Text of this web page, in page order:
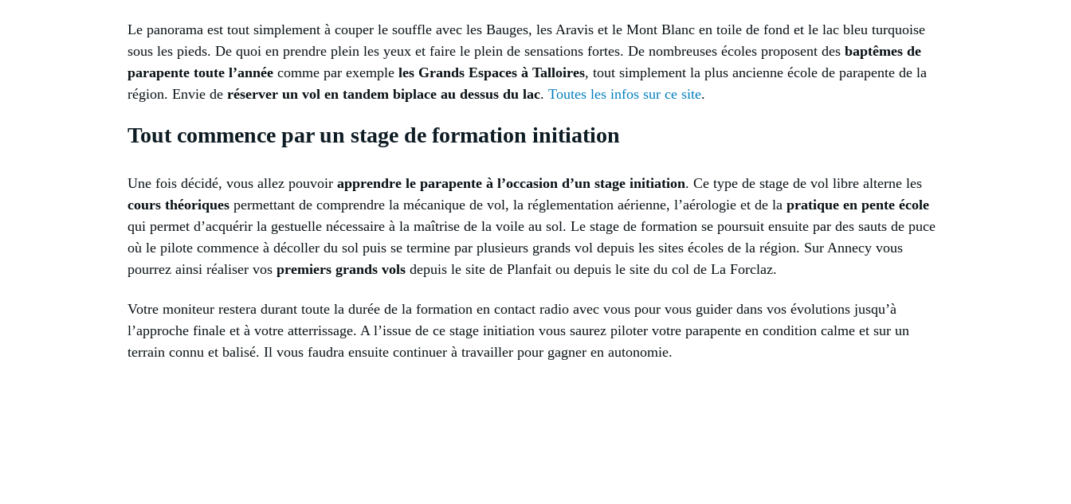
Le panorama est tout simplement à couper le souffle avec les Bauges, les Aravis et le Mont Blanc en toile de fond et le lac bleu turquoise
sous les pieds. De quoi en prendre plein les yeux et faire le plein de sensations fortes. De nombreuses écoles proposent des baptêmes de
parapente toute l’année comme par exemple les Grands Espaces à Talloires, tout simplement la plus ancienne école de parapente de la
région. Envie de réserver un vol en tandem biplace au dessus du lac. Toutes les infos sur ce site.
Tout commence par un stage de formation initiation
Une fois décidé, vous allez pouvoir apprendre le parapente à l’occasion d’un stage initiation. Ce type de stage de vol libre alterne les
cours théoriques permettant de comprendre la mécanique de vol, la réglementation aérienne, l’aérologie et de la pratique en pente école
qui permet d’acquérir la gestuelle nécessaire à la maîtrise de la voile au sol. Le stage de formation se poursuit ensuite par des sauts de puce
où le pilote commence à décoller du sol puis se termine par plusieurs grands vol depuis les sites écoles de la région. Sur Annecy vous
pourrez ainsi réaliser vos premiers grands vols depuis le site de Planfait ou depuis le site du col de La Forclaz.
Votre moniteur restera durant toute la durée de la formation en contact radio avec vous pour vous guider dans vos évolutions jusqu’à
l’approche finale et à votre atterrissage. A l’issue de ce stage initiation vous saurez piloter votre parapente en condition calme et sur un
terrain connu et balisé. Il vous faudra ensuite continuer à travailler pour gagner en autonomie.